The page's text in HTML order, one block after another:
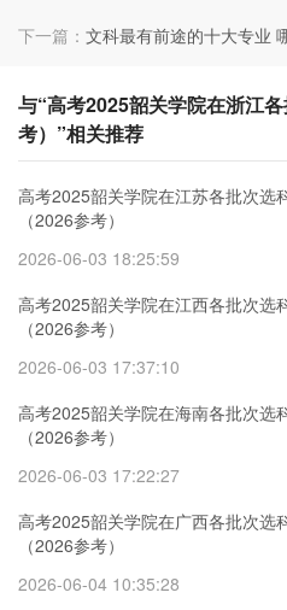
下一篇： 文科最有前途的十大专业
与“高考2025韶关学院在浙江
考）”相关推荐
高考2025韶关学院在江苏各批次选
（2026参考）
2026-06-03 18:25:59
高考2025韶关学院在江西各批次选
（2026参考）
2026-06-03 17:37:10
高考2025韶关学院在海南各批次选
（2026参考）
2026-06-03 17:22:27
高考2025韶关学院在广西各批次选
（2026参考）
2026-06-04 10:35:28